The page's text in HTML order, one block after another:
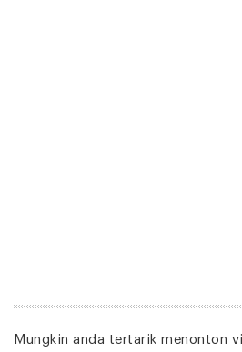
Mungkin anda tertarik menonton